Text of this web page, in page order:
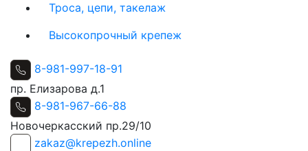
Троса, цепи, такелаж
Высокопрочный крепеж
8-981-997-18-91
пр. Елизарова д.1
8-981-967-66-88
Новочеркасский пр.29/10
zakaz@krepezh.online